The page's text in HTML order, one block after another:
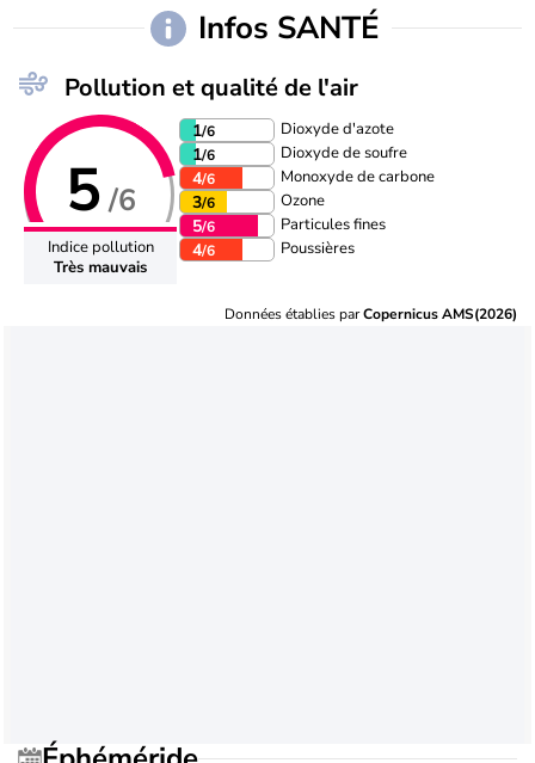
Infos SANTÉ
Pollution et qualité de l'air
5 /6
Indice pollution
Très mauvais
1/6 Dioxyde d'azote
1/6 Dioxyde de soufre
4/6 Monoxyde de carbone
3/6 Ozone
5/6 Particules fines
4/6 Poussières
Données établies parCopernicus AMS(2026)